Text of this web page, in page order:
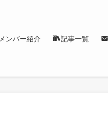
メンバー紹介 記事一覧